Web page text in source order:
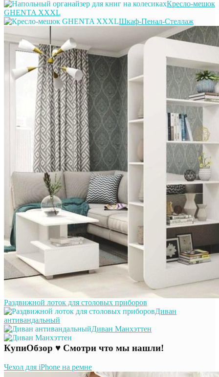
Кресло-мешок
GHENTA XXXL
Шкаф-Пенал-Стеллаж
Раздвижной лоток для столовых приборов
Диван
антивандальный
Диван Манхэттен
КупиОбзор ♥ Смотри что мы нашли!
Чехол для iPhone на ремне